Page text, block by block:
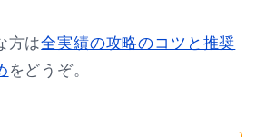
方は全実績の攻略のコツと推奨
をどうぞ。